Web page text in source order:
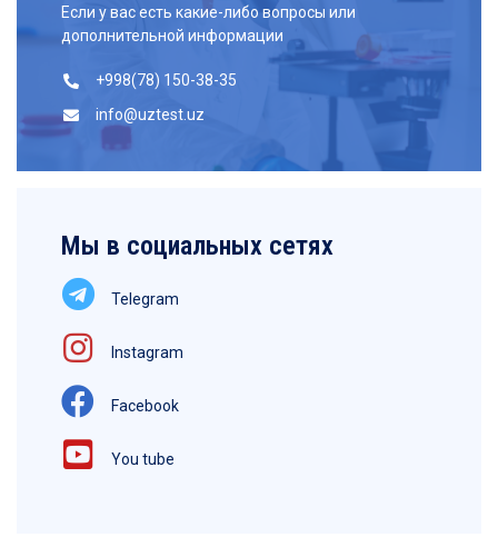
Если у вас есть какие-либо вопросы или
дополнительной информации
+998(78) 150-38-35
info@uztest.uz
Мы в социальных сетях
Telegram
Instagram
Facebook
You tube